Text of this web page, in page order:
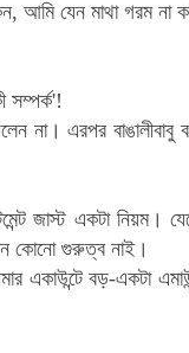
যেন মাথা গরম না
সম্পর্ক'!
এরপর বাঙালীবাবু
জাস্ট একটা
কোনো গুরুত্ব নাই।
একাউন্টে বড়-একটা